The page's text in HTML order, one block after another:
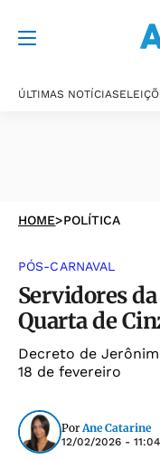
ÚLTIMAS NOTÍCIAS
HOME>POLÍTICA
PÓS-CARNAVAL
Servidores
Quarta de
Decreto de
18 de fevereiro
Por Ane Catarine
12/02/2026 -